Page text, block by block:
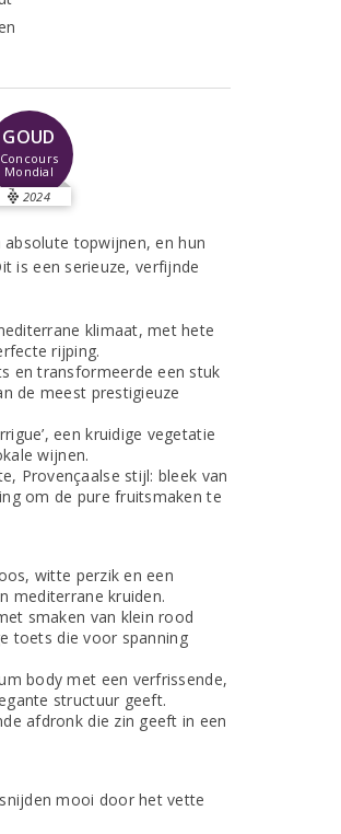
GOUD
Concours
Mondial
2024
topwijnen, en hun
is een serieuze, verfijnde
klimaat, met hete
rijping.
en transformeerde een stuk
de meest prestigieuze
een kruidige vegetatie
wijnen.
Provençaalse stijl: bleek van
om de pure fruitsmaken te
witte perzik en een
mediterrane kruiden.
smaken van klein rood
toets die voor spanning
body met een verfrissende,
structuur geeft.
afdronk die zin geeft in een
mooi door het vette